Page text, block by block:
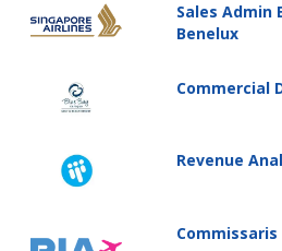
Sales Admin
Benelux
Commercial
Revenue
Commissaris